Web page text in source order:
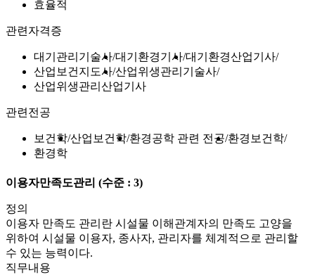
효율적
관련자격증
대기관리기술사 대기환경기사 대기환경산업기사
산업보건지도사 산업위생관리기술사
산업위생관리산업기사
관련전공
보건학 산업보건학 환경공학 관련 전공 환경보건학
환경학
이용자만족도관리 (수준 : 3)
정의
이용자 만족도 관리란 시설물 이해관계자의 만족도 고양을
위하여 시설물 이용자, 종사자, 관리자를 체계적으로 관리할
수 있는 능력이다.
직무내용